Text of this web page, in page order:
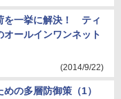
を一挙に解決！ ティ
ールインワンネット
(2014/9/22)
の多層防御策（1）